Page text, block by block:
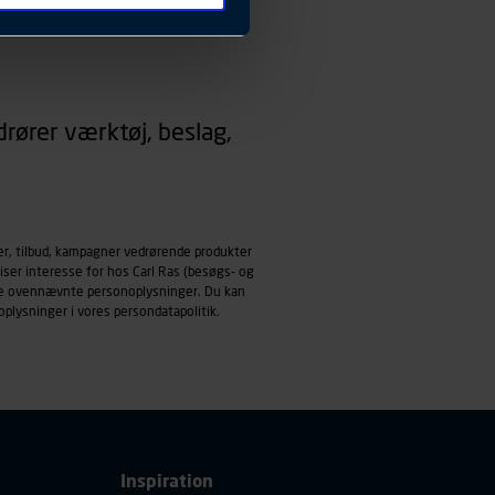
foretrukne sprog, og den
og apps med
behandles der
tidspunkt, hvad der
af
værktøj, beslag,
tilbud, kampagner vedrørende produkter
interesse for hos Carl Ras (besøgs- og
ovennævnte personoplysninger. Du kan
i vores persondatapolitik.
Inspiration